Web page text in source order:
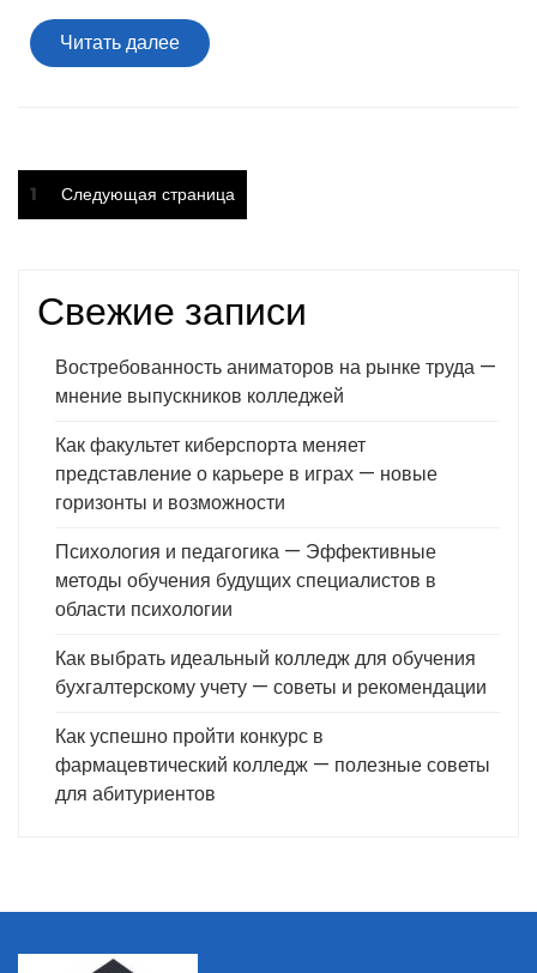
Читать далееЧитать
далее
Пагинация
записей
Страница
1 Следующая страница
Свежие записи
Востребованность аниматоров на рынке труда —
мнение выпускников колледжей
Как факультет киберспорта меняет
представление о карьере в играх — новые
горизонты и возможности
Психология и педагогика — Эффективные
методы обучения будущих специалистов в
области психологии
Как выбрать идеальный колледж для обучения
бухгалтерскому учету — советы и рекомендации
Как успешно пройти конкурс в
фармацевтический колледж — полезные советы
для абитуриентов